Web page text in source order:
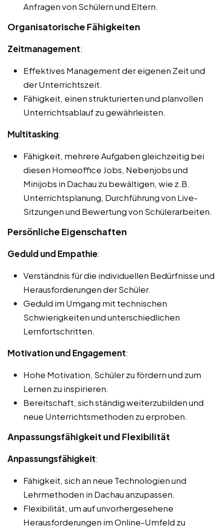
Anfragen von Schülern und Eltern.
Organisatorische Fähigkeiten
Zeitmanagement:
Effektives Management der eigenen Zeit und
der Unterrichtszeit.
Fähigkeit, einen strukturierten und planvollen
Unterrichtsablauf zu gewährleisten.
Multitasking:
Fähigkeit, mehrere Aufgaben gleichzeitig bei
diesen Homeoffice Jobs, Nebenjobs und
Minijobs in Dachau zu bewältigen, wie z.B.
Unterrichtsplanung, Durchführung von Live-
Sitzungen und Bewertung von Schülerarbeiten.
Persönliche Eigenschaften
Geduld und Empathie:
Verständnis für die individuellen Bedürfnisse und
Herausforderungen der Schüler.
Geduld im Umgang mit technischen
Schwierigkeiten und unterschiedlichen
Lernfortschritten.
Motivation und Engagement:
Hohe Motivation, Schüler zu fördern und zum
Lernen zu inspirieren.
Bereitschaft, sich ständig weiterzubilden und
neue Unterrichtsmethoden zu erproben.
Anpassungsfähigkeit und Flexibilität
Anpassungsfähigkeit:
Fähigkeit, sich an neue Technologien und
Lehrmethoden in Dachau anzupassen.
Flexibilität, um auf unvorhergesehene
Herausforderungen im Online-Umfeld zu